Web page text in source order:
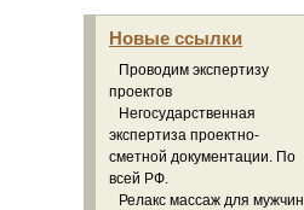
Новые ссылки
Проводим экспертизу
проектов
Негосударственная
экспертиза проектно-
сметной документации. По
всей РФ.
Релакс массаж для мужчин